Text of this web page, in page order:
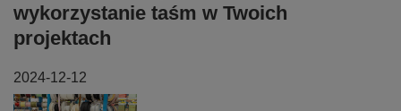
wykorzystanie taśm w Twoich
projektach
2024-12-12